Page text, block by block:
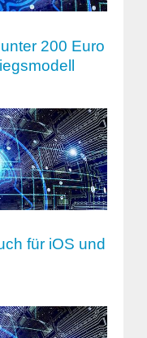
200 Euro
für iOS und